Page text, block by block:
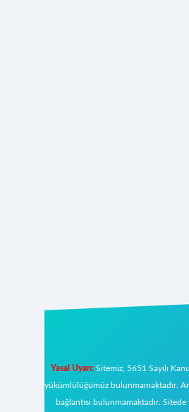
Yasal Uyarı:Sitemiz, 5651 Sayılı
yükümlülüğümüz bulunmamaktadır.
bağlantısı bulunmamaktadır.